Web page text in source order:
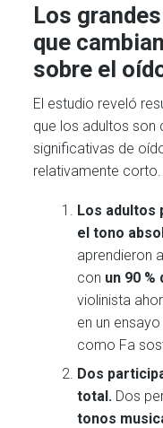
Los
que
sobre el
El estudio reveló
que los adultos son
significativas de
relativamente corto.
Los adultos
el tono
aprendieron
con un 90
violinista
en un
como Fa
Dos
total. Dos
tonos